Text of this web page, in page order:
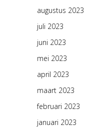
augustus 2023
juli 2023
juni 2023
mei 2023
april 2023
maart 2023
februari 2023
januari 2023